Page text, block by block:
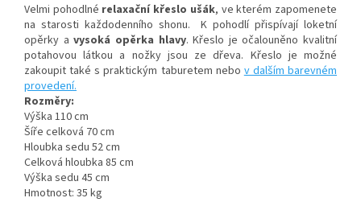
Velmi pohodlné relaxační křeslo ušák, ve kterém zapomenete
na starosti každodenního shonu. K pohodlí přispívají loketní
opěrky avysoká opěrka hlavy. Křeslo je očalouněno kvalitní
potahovou látkou a nožky jsou ze dřeva. Křeslo je možné
zakoupit také s praktickým taburetem nebo v dalším barevném
provedení.
Rozměry:
Výška 110 cm
Šíře celková 70 cm
Hloubka sedu 52 cm
Celková hloubka 85 cm
Výška sedu 45 cm
Hmotnost: 35 kg